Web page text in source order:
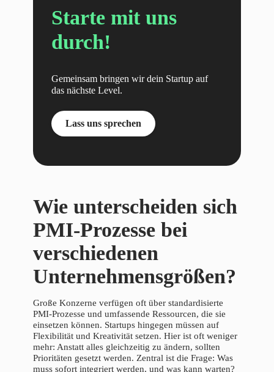
Starte mit uns
durch!
Gemeinsam bringen wir dein Startup auf
das nächste Level.
Lass uns sprechen
Wie unterscheiden sich
PMI-Prozesse bei
verschiedenen
Unternehmensgrößen?
Große Konzerne verfügen oft über standardisierte
PMI-Prozesse und umfassende Ressourcen, die sie
einsetzen können. Startups hingegen müssen auf
Flexibilität und Kreativität setzen. Hier ist oft weniger
mehr: Anstatt alles gleichzeitig zu ändern, sollten
Prioritäten gesetzt werden. Zentral ist die Frage: Was
muss sofort integriert werden, und was kann warten?